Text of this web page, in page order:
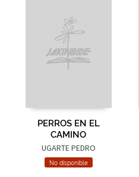
PERROS EN EL
CAMINO
UGARTE PEDRO
No disponible